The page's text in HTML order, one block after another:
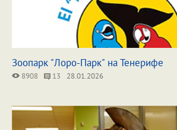
Зоопарк "Лоро-Парк" на Тенерифе
8908 13 28.01.2026